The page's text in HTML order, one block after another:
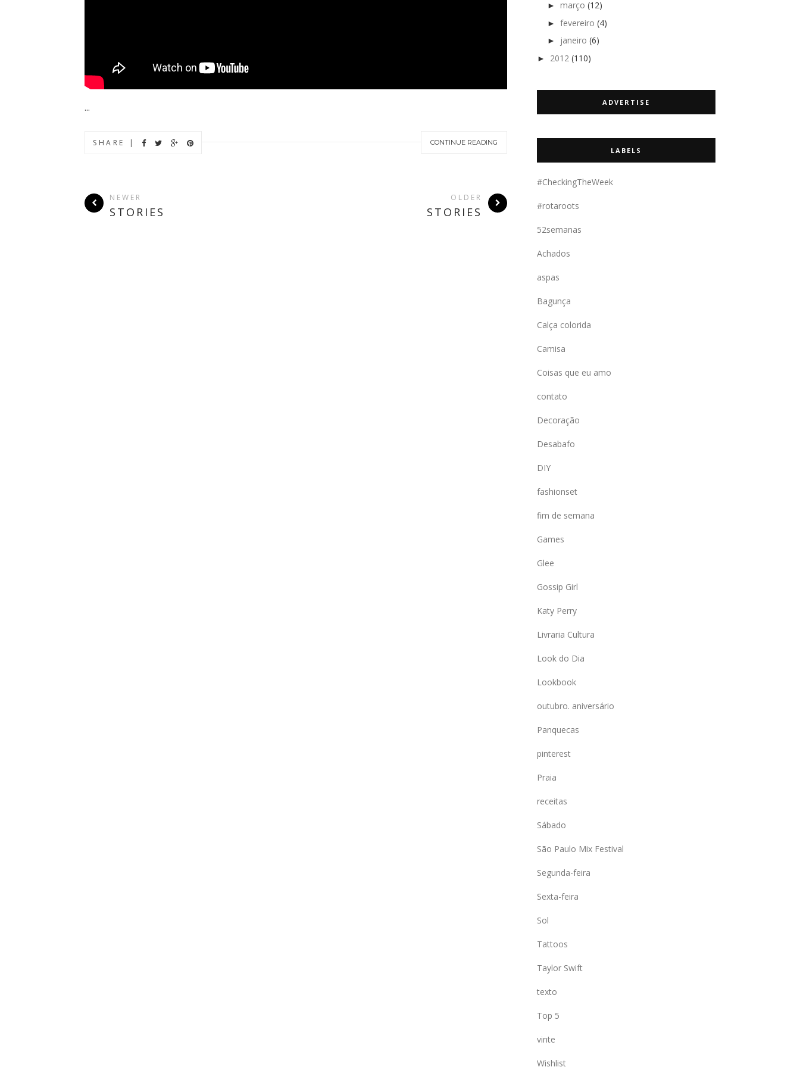
...
CONTINUE READING
SHARE |
NEWER
STORIES
OLDER
STORIES
► março (12)
► fevereiro (4)
► janeiro (6)
► 2012 (110)
ADVERTISE
LABELS
#CheckingTheWeek
#rotaroots
52semanas
Achados
aspas
Bagunça
Calça colorida
Camisa
Coisas que eu amo
contato
Decoração
Desabafo
DIY
fashionset
fim de semana
Games
Glee
Gossip Girl
Katy Perry
Livraria Cultura
Look do Dia
Lookbook
outubro. aniversário
Panquecas
pinterest
Praia
receitas
Sábado
São Paulo Mix Festival
Segunda-feira
Sexta-feira
Sol
Tattoos
Taylor Swift
texto
Top 5
vinte
Wishlist